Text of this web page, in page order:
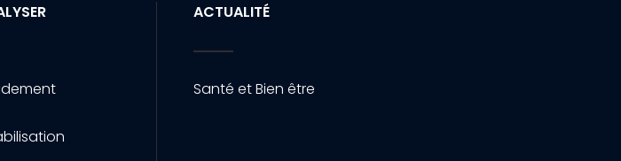
ACTUALITÉ
Santé et Bien être